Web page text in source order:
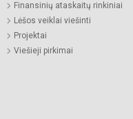
Finansinių ataskaitų rinkiniai
Lėšos veiklai viešinti
Projektai
Viešieji pirkimai